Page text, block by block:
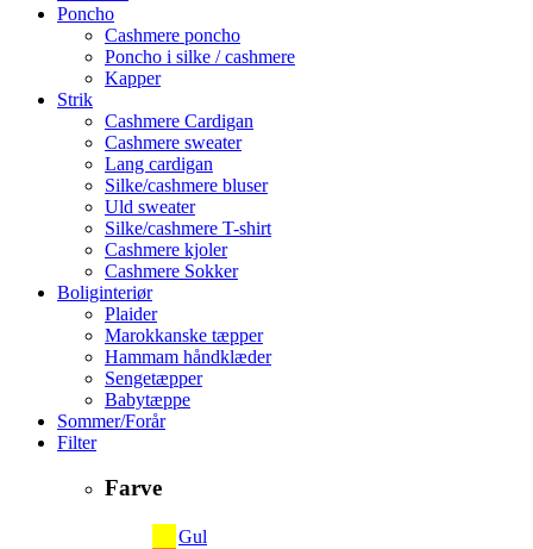
Poncho
Cashmere poncho
Poncho i silke / cashmere
Kapper
Strik
Cashmere Cardigan
Cashmere sweater
Lang cardigan
Silke/cashmere bluser
Uld sweater
Silke/cashmere T-shirt
Cashmere kjoler
Cashmere Sokker
Boliginteriør
Plaider
Marokkanske tæpper
Hammam håndklæder
Sengetæpper
Babytæppe
Sommer/Forår
Filter
Farve
Gul